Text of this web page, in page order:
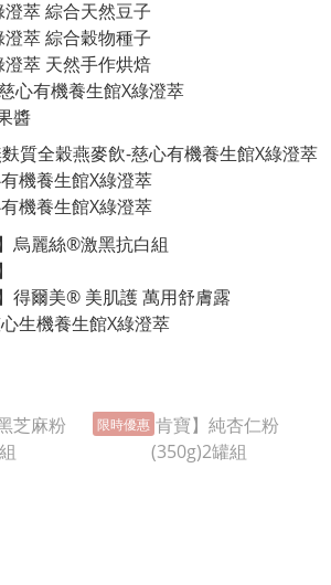
限時優惠